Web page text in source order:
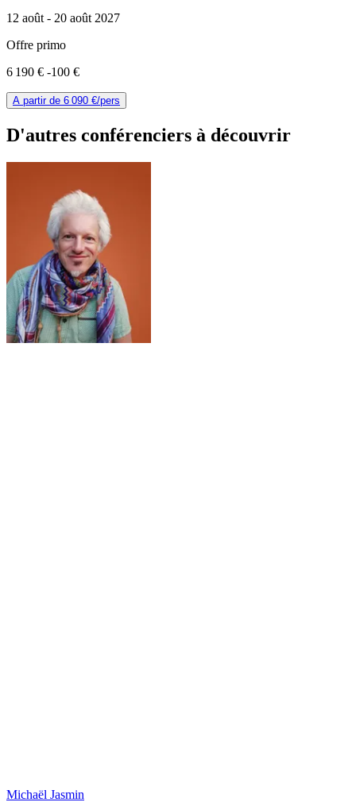
12 août - 20 août 2027
Offre primo
6 190 € -100 €
A partir de 6 090 €/pers
D'autres conférenciers à découvrir
Michaël Jasmin